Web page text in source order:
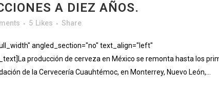
A DIEZ AÑOS.
5 Likes Share
angled_section="no" text_align="left"
producción de cerveza en México se remonta hasta los
de la Cervecería Cuauhtémoc, en Monterrey, Nuevo León,...